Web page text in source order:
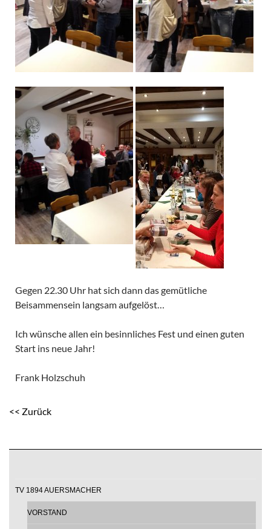
Gegen 22.30 Uhr hat sich dann das gemütliche
Beisammensein langsam aufgelöst…
Ich wünsche allen ein besinnliches Fest und einen guten
Start ins neue Jahr!
Frank Holzschuh
<< Zurück
TV 1894 AUERSMACHER
VORSTAND